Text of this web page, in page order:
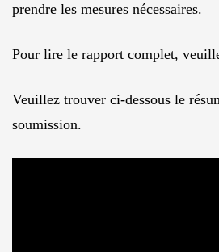
prendre les mesures nécessaires.
Pour lire le rapport complet,
Veuillez trouver ci-dessous le
soumission.